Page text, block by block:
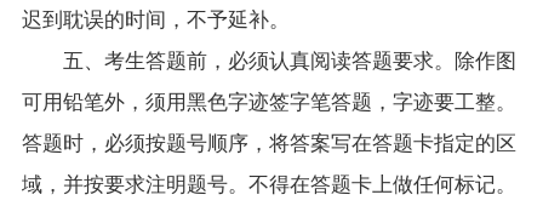
迟到耽误的时间，不予延补。
五、考生答题前，必须认真阅读答题要求。除作图
可用铅笔外，须用黑色字迹签字笔答题，字迹要工整。
答题时，必须按题号顺序，将答案写在答题卡指定的区
域，并按要求注明题号。不得在答题卡上做任何标记。